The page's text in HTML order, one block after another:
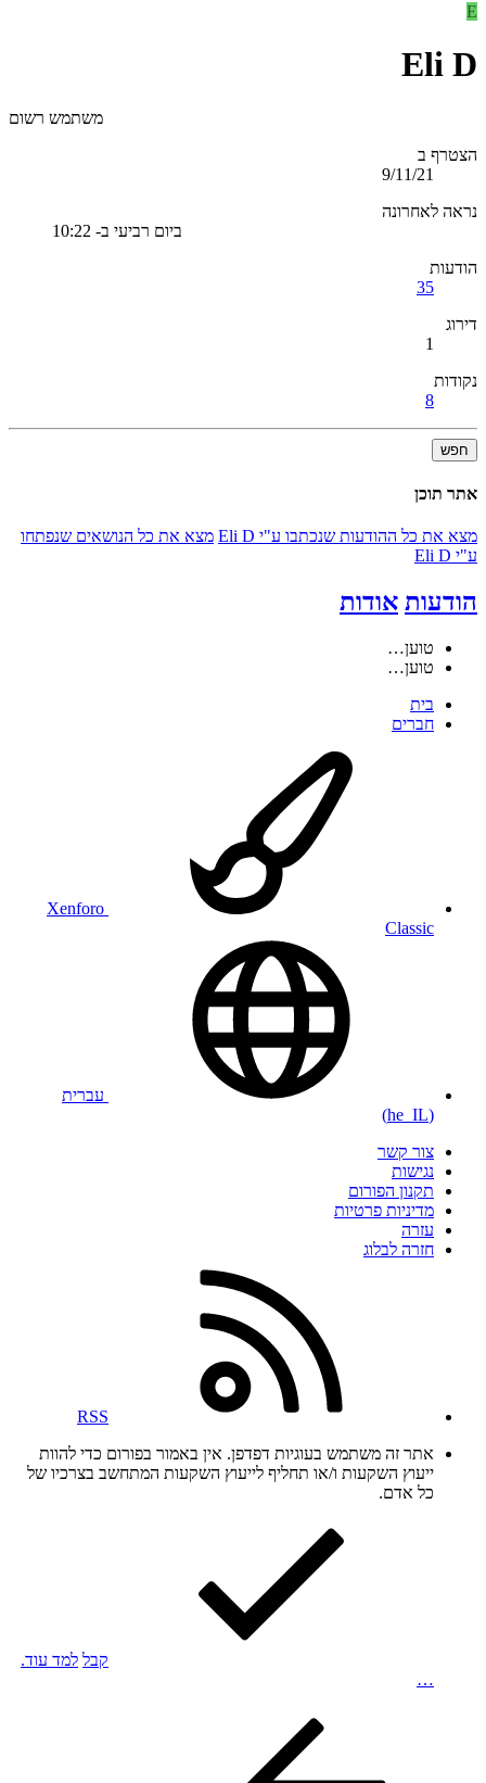
E
Eli D
משתמש רשום
הצטרף ב
9/11/21
נראה לאחרונה
ביום רביעי ב- 10:22
הודעות
35
דירוג
1
נקודות
8
חפש
אתר תוכן
מצא את כל ההודעות שנכתבו ע"י Eli D
מצא את כל הנושאים שנפתחו
ע"י Eli D
הודעות אודות
טוען…
טוען…
בית
חברים
Xenforo
Classic
עברית
(he_IL)
צור קשר
נגישות
תקנון הפורום
מדיניות פרטיות
עזרה
חזרה לבלוג
RSS
אתר זה משתמש בעוגיות דפדפן. אין באמור בפורום כדי להוות
ייעוץ השקעות ו/או תחליף לייעוץ השקעות המתחשב בצרכיו של
כל אדם.
קבל למד עוד.
…